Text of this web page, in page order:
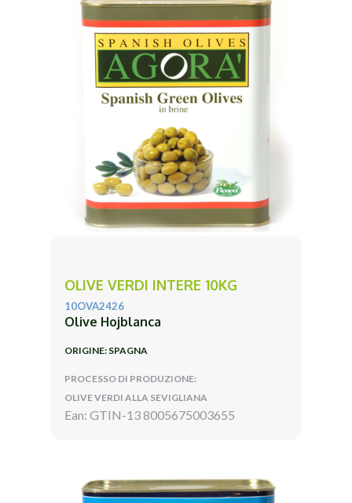
OLIVE VERDI INTERE 10KG
10OVA2426
Olive Hojblanca
ORIGINE: SPAGNA
PROCESSO DI PRODUZIONE:
OLIVE VERDI ALLA SEVIGLIANA
Ean: GTIN-13 8005675003655